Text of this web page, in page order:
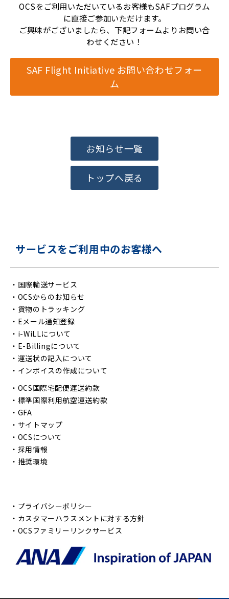
OCSをご利用いただいているお客様もSAFプログラム
に直接ご参加いただけます。
ご興味がございましたら、下記フォームよりお問い合
わせください！
SAF Flight Initiative お問い合わせフォー
ム
お知らせ一覧
トップへ戻る
サービスをご利用中のお客様へ
・ 国際輸送サービス
・ OCSからのお知らせ
・ 貨物のトラッキング
・ Eメール通知登録
・ i-WiLLについて
・ E-Billingについて
・ 運送状の記入について
・ インボイスの作成について
・ OCS国際宅配便運送約款
・ 標準国際利用航空運送約款
・ GFA
・ サイトマップ
・ OCSについて
・ 採用情報
・ 推奨環境
・ プライバシーポリシー
・ カスタマーハラスメントに対する方針
・ OCSファミリーリンクサービス